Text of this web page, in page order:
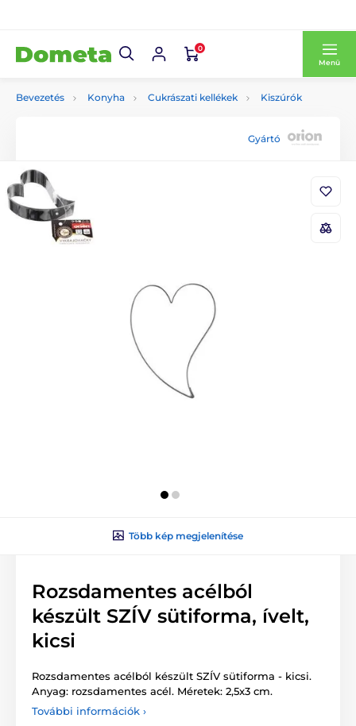
0
Menü
Bevezetés Konyha Cukrászati kellékek Kiszúrók
Gyártó
Több kép megjelenítése
Rozsdamentes acélból
készült SZÍV sütiforma, ívelt,
kicsi
Rozsdamentes acélból készült SZÍV sütiforma - kicsi.
Anyag: rozsdamentes acél. Méretek: 2,5x3 cm.
További információk ›